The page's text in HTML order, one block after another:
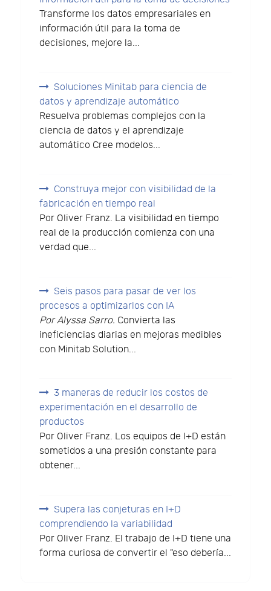
Transforme los datos empresariales en
información útil para la toma de
decisiones, mejore la...
Soluciones Minitab para ciencia de
datos y aprendizaje automático
Resuelva problemas complejos con la
ciencia de datos y el aprendizaje
automático Cree modelos...
Construya mejor con visibilidad de la
fabricación en tiempo real
Por Oliver Franz. La visibilidad en tiempo
real de la producción comienza con una
verdad que...
Seis pasos para pasar de ver los
procesos a optimizarlos con IA
Por Alyssa Sarro. Convierta las
ineficiencias diarias en mejoras medibles
con Minitab Solution...
3 maneras de reducir los costos de
experimentación en el desarrollo de
productos
Por Oliver Franz. Los equipos de I+D están
sometidos a una presión constante para
obtener...
Supera las conjeturas en I+D
comprendiendo la variabilidad
Por Oliver Franz. El trabajo de I+D tiene una
forma curiosa de convertir el "eso debería...